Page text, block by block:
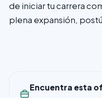
de iniciar tu carrera
plena expansión,
Encuentra esta